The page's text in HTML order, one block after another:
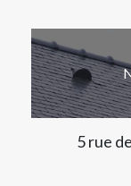
5 rue